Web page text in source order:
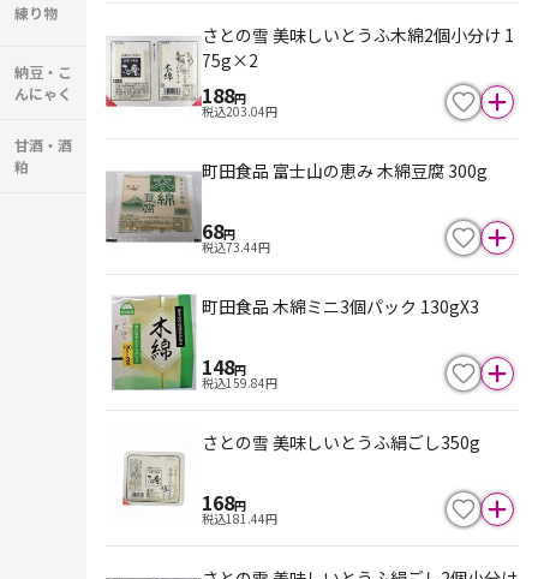
練り物
納豆・こ
んにゃく
甘酒・酒
粕
さとの雪 美味しいとうふ木綿2個小分け 1
75g×2
188円
税込203.04円
町田食品 富士山の恵み 木綿豆腐 300g
68円
税込73.44円
町田食品 木綿ミニ3個パック 130gX3
148円
税込159.84円
さとの雪 美味しいとうふ絹ごし350g
168円
税込181.44円